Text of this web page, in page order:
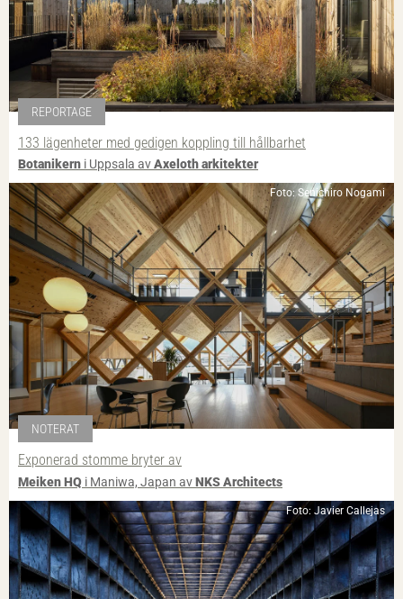
REPORTAGE
133 lägenheter med gedigen koppling till hållbarhet
Botanikern i Uppsala avAxeloth arkitekter
Foto: Senichiro Nogami
NOTERAT
Exponerad stomme bryter av
Meiken HQ i Maniwa, Japan avNKS Architects
Foto: Javier Callejas